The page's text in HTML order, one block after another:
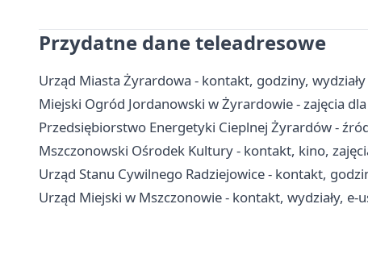
Przydatne dane teleadresowe
Urząd Miasta Żyrardowa - kontakt, godziny,
Miejski Ogród Jordanowski w Żyrardowie - zajęcia
Przedsiębiorstwo Energetyki Cieplnej Żyrardów -
Mszczonowski Ośrodek Kultury - kontakt, kino,
Urząd Stanu Cywilnego Radziejowice - kontakt,
Urząd Miejski w Mszczonowie - kontakt, wydziały, e-